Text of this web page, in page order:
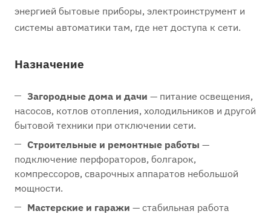
энергией бытовые приборы, электроинструмент и
системы автоматики там, где нет доступа к сети.
Назначение
Загородные дома и дачи — питание освещения,
насосов, котлов отопления, холодильников и другой
бытовой техники при отключении сети.
Строительные и ремонтные работы —
подключение перфораторов, болгарок,
компрессоров, сварочных аппаратов небольшой
мощности.
Мастерские и гаражи — стабильная работа